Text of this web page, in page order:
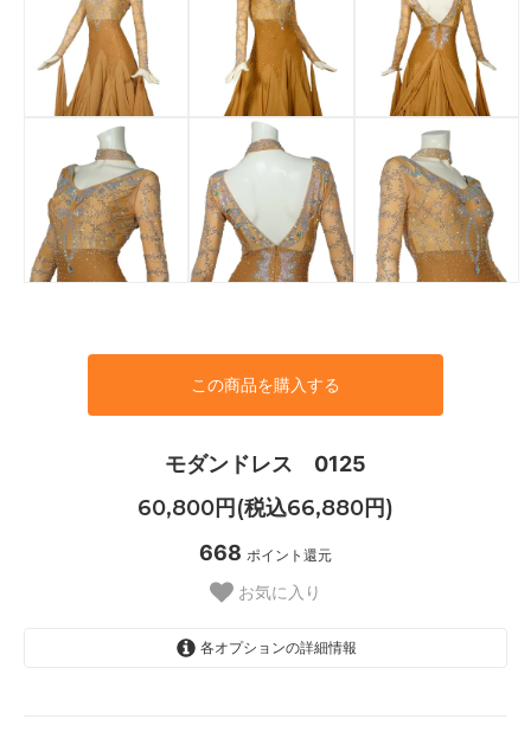
この商品を購入する
モダンドレス 0125
60,800円(税込66,880円)
668 ポイント還元
お気に入り
各オプションの詳細情報